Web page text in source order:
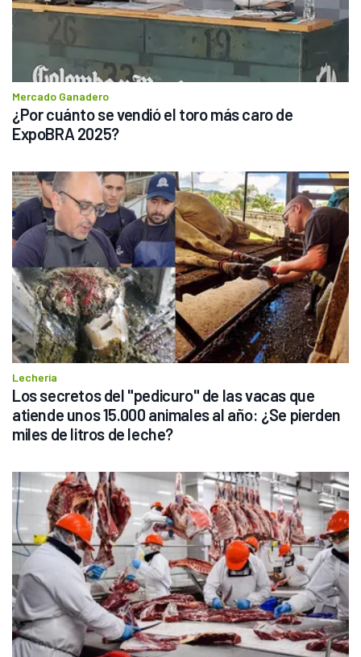
Mercado Ganadero
¿Por cuánto se vendió el toro más caro de
ExpoBRA 2025?
Lechería
Los secretos del "pedicuro" de las vacas que
atiende unos 15.000 animales al año: ¿Se pierden
miles de litros de leche?